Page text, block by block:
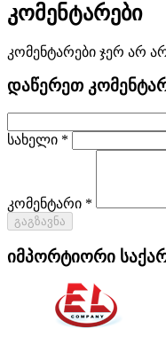
კომენტარები
კომენტარები ჯერ არ
დაწერეთ
სახელი *
კომენტარი *
გაგზავნა
იმპორტიორი